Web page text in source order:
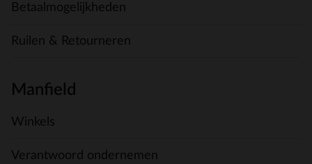
Betaalmogelijkheden
Ruilen & Retourneren
Manfield
Winkels
Verantwoord ondernemen